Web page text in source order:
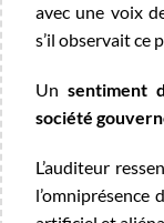
avec une voix
s’il observait ce
Un sentiment
société
L’auditeur
l’omniprésence